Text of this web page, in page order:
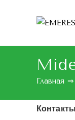
Главная ⇒
Контакты